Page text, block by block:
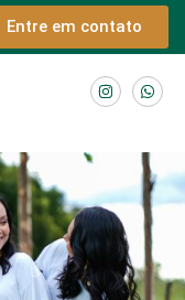
Entre em contato